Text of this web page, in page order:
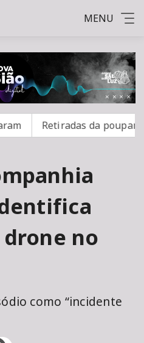
MENU
Retiradas da poupança
no
como “incidente